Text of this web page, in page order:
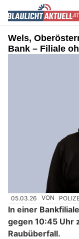
Wels,
Bank – Filiale
05.03.26 VON
In einer
gegen 10:45 Uhr
Raubüberfall.